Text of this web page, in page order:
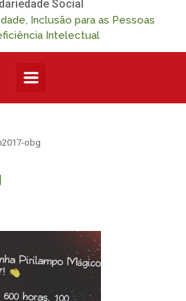
Social
Inclusão para as Pessoas
Intelectual
obg